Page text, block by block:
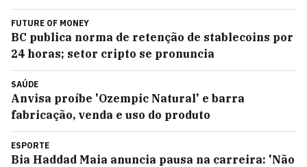
FUTURE OF MONEY
BC publica norma de retenção de stablecoins por
24 horas; setor cripto se pronuncia
SAÚDE
Anvisa proíbe 'Ozempic Natural' e barra
fabricação, venda e uso do produto
ESPORTE
Bia Haddad Maia anuncia pausa na carreira: 'Não